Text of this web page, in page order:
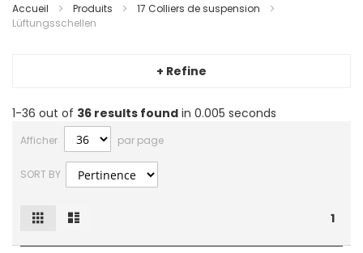
contenu
Accueil Produits
17 Colliers de suspension
Lüftungsschellen
+ Refine
1-36 out of 36 results found in 0.005 seconds
Afficher par page
SORT BY
1
Afficher
en
Grille